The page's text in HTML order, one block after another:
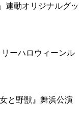
連動オリジナルグッ
ーハロウィーンル
と野獣』舞浜公演